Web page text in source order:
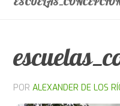
POR ALEXANDER DE LOS